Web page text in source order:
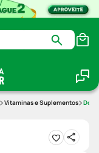
Vitaminas e Suplementos